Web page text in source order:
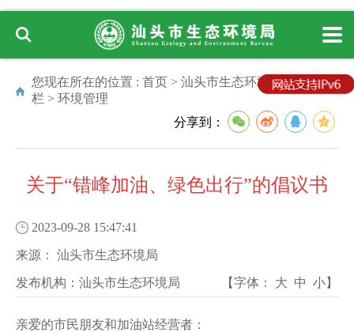
您现在所在的位置 : 首页 > 汕头市生态环境局>专题专
栏 > 环境管理
分享到：
关于“错峰加油、绿色出行”的倡议书
2023-09-28 15:47:41
来源： 汕头市生态环境局
发布机构： 汕头市生态环境局 【字体： 大 中 小】
亲爱的市民朋友和加油站经营者：